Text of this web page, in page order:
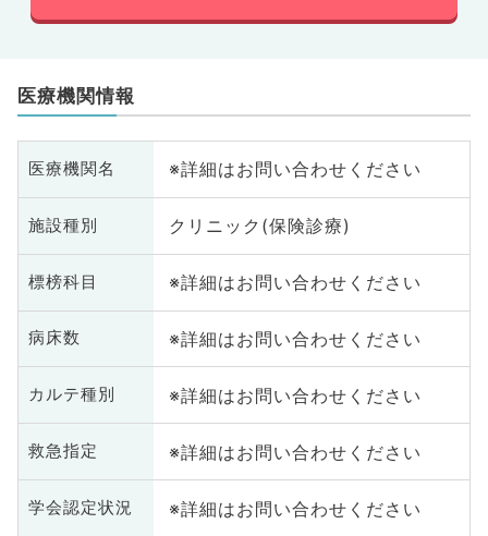
医療機関情報
医療機関名 ※詳細はお問い合わせください
施設種別 クリニック(保険診療)
標榜科目 ※詳細はお問い合わせください
病床数 ※詳細はお問い合わせください
カルテ種別 ※詳細はお問い合わせください
救急指定 ※詳細はお問い合わせください
学会認定状況 ※詳細はお問い合わせください